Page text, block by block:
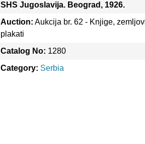
SHS Jugoslavija. Beograd, 1926.
Auction: Aukcija br. 62 - Knjige,
plakati
Catalog No: 1280
Category: Serbia